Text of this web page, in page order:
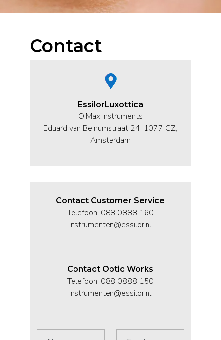
Contact
EssilorLuxottica
O'Max Instruments
Eduard van Beinumstraat 24, 1077 CZ,
Amsterdam
Contact Customer Service
Telefoon: 088 0888 160
instrumenten@essilor.nl
Contact Optic Works
Telefoon: 088 0888 150
instrumenten@essilor.nl